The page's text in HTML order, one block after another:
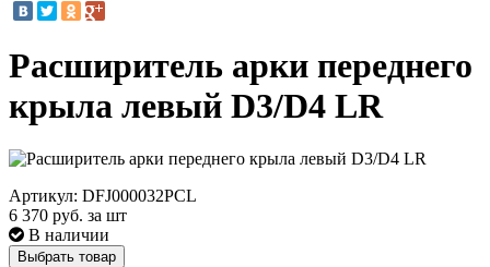
Расширитель арки переднего
крыла левый D3/D4 LR
Артикул: DFJ000032PCL
6 370 руб. за шт
В наличии
Выбрать товар